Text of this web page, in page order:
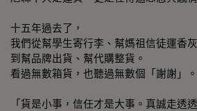
十五年過去了，
我們從幫學生寄行李、幫媽祖信徒運香灰
到幫品牌出貨、幫代購整貨。
看過無數箱貨，也聽過無數個「謝謝」。
「貨是小事，信任才是大事。真誠走透